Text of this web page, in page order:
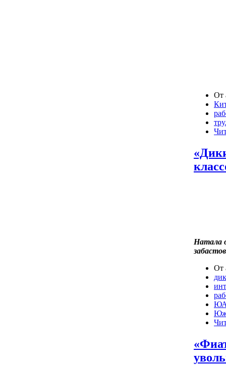
От
Натала
От